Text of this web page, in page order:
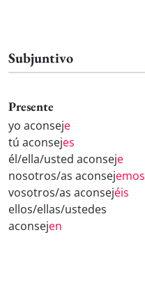
Subjuntivo
Presente
yo aconseje
tú aconsejes
él/ella/usted aconseje
nosotros/as aconsejemos
vosotros/as aconsejéis
ellos/ellas/ustedes
aconsejen